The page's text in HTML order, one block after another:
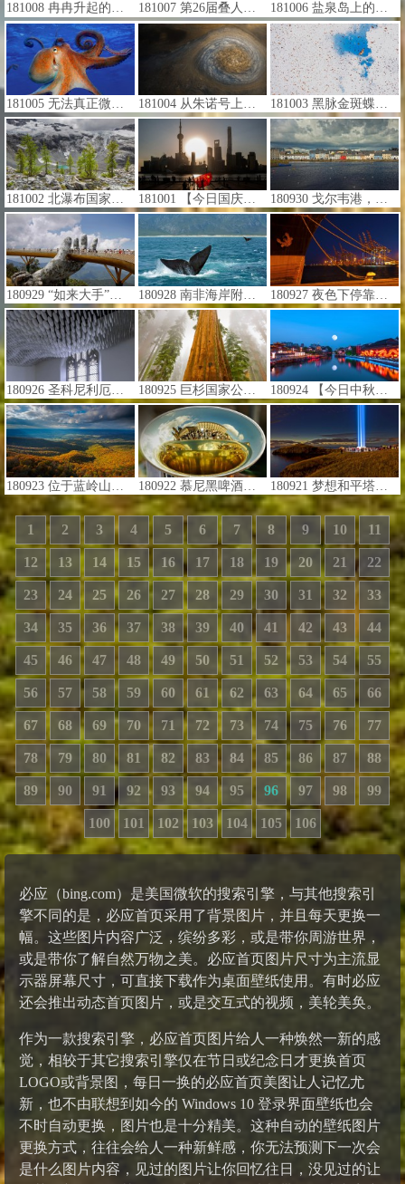
181008 冉冉升起的热气球，美国新墨西哥州 (© Blaine Harrington III/Alamy) 181007 第26届叠人塔大赛的选手们， 西班牙塔拉戈纳 (© Xinhua/Pau Barrena/Getty Images) 181006 盐泉岛上的苹果树，加拿大不列颠哥伦比亚省 (© Radius Images/Offset)
181005 无法真正微笑的章鱼 (© blickwinkel/Alamy) 181004 从朱诺号上观察到的木星风暴 (© NASA/JPL-Caltech/SwRI/MSSS/Gerald Eichstadt/Sean Doran) 181003 黑脉金斑蝶大迁徙，墨西哥米却肯州 (© Alejandro Prieto/Minden Pictures)
181002 北瀑布国家公园内的Ouzel湖，美国华盛顿州 (© Ethan Welty) 181001 【今日国庆节】放国旗风筝的人，中国上海 (© Qilai Shen/Bloomberg via Getty Images) 180930 戈尔韦港，爱尔兰戈尔韦 (© ClaudineVM/Getty Images)
180929 “如来大手”托起的金桥，越南岘港 (© REUTERS/Kham TPX) 180928 南非海岸附近的南露脊鲸 (© oversnap/E+/Getty Images) 180927 夜色下停靠在开普敦港口的轮船，南非开普敦 (© Zero Creatives/Science Photo Library)
180926 圣科尼利厄斯教堂内的艺术装置'The Eclipse' ，美国纽约市总督岛 (© Timothy Schenck/Jacob Hashimoto Studio) 180925 巨杉国家公园内的巨杉，美国加利福尼亚州 (© Yva Momatiuk and John Eastcott/Minden Pictures) 180924 【今日中秋节】桨声灯影里的秦淮河，中国南京 (© zyxeos30/Getty Images)
180923 位于蓝岭山脉的雪兰多国家公园，美国弗吉尼亚州 (© Rachid Dahnoun/Tandem Stills + Motion) 180922 慕尼黑啤酒节期间反映在法国号喇叭上的游行的人群，德国慕尼黑 (© Joerg Koch/Getty Images) 180921 梦想和平塔，冰岛雷克雅未克 (© Arctic Images/Alamy)
1 2 3 4 5 6 7 8 9 10 11
12 13 14 15 16 17 18 19 20 21 22
23 24 25 26 27 28 29 30 31 32 33
34 35 36 37 38 39 40 41 42 43 44
45 46 47 48 49 50 51 52 53 54 55
56 57 58 59 60 61 62 63 64 65 66
67 68 69 70 71 72 73 74 75 76 77
78 79 80 81 82 83 84 85 86 87 88
89 90 91 92 93 94 95 96 97 98 99
100 101 102 103 104 105 106
必应（bing.com）是美国微软的搜索引擎，与其他搜索引
擎不同的是，必应首页采用了背景图片，并且每天更换一
幅。这些图片内容广泛，缤纷多彩，或是带你周游世界，
或是带你了解自然万物之美。必应首页图片尺寸为主流显
示器屏幕尺寸，可直接下载作为桌面壁纸使用。有时必应
还会推出动态首页图片，或是交互式的视频，美轮美奂。
作为一款搜索引擎，必应首页图片给人一种焕然一新的感
觉，相较于其它搜索引擎仅在节日或纪念日才更换首页
LOGO或背景图，每日一换的必应首页美图让人记忆尤
新，也不由联想到如今的 Windows 10 登录界面壁纸也会
不时自动更换，图片也是十分精美。这种自动的壁纸图片
更换方式，往往会给人一种新鲜感，你无法预测下一次会
是什么图片内容，见过的图片让你回忆往日，没见过的让